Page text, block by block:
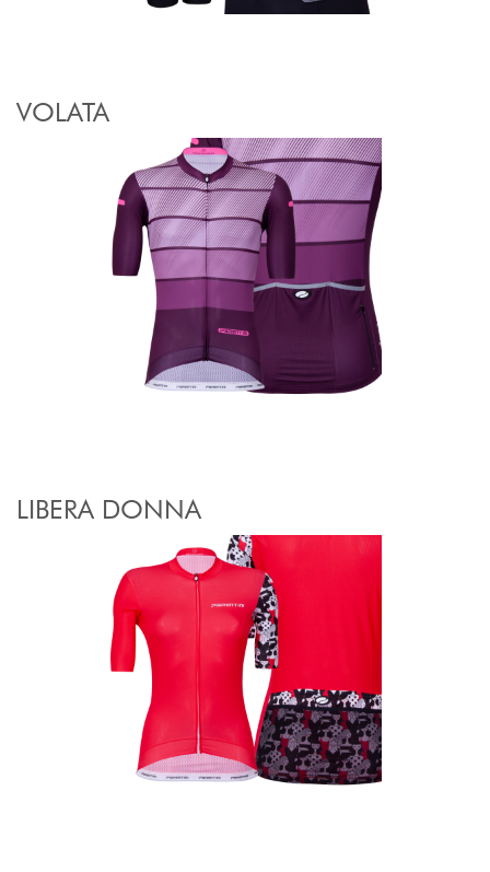
VOLATA
LIBERA DONNA